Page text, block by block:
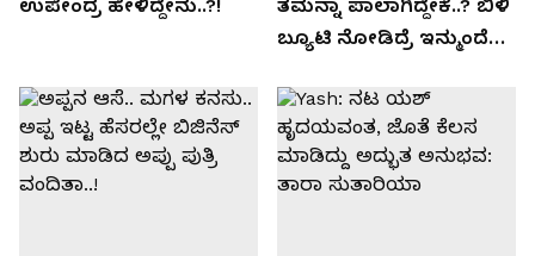
ಉಪೇಂದ್ರ ಹೇಳಿದ್ದೇನು..?!
ತಮನ್ನಾ ಪಾಲಾಗಿದ್ದೇಕೆ..? ಬಿಳಿ
ಬ್ಯೂಟಿ ನೋಡಿದ್ರೆ ಇನ್ಮುಂದೆ